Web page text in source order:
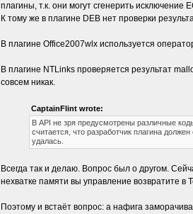
плагины, т.к. они могут сгенерить исключение
К тому же в плагине DEB нет проверки
В плагине Office2007wlx используется
В плагине NTLinks проверяется результат
совсем никак.
CaptainFlint wrote:
В API не зря предусмотрены различные
считается, что разработчик плагина
удалась.
Всегда так и делаю. Вопрос был о другом.
нехватке памяти вы управление возвратите в
Поэтому и встаёт вопрос: а нафига